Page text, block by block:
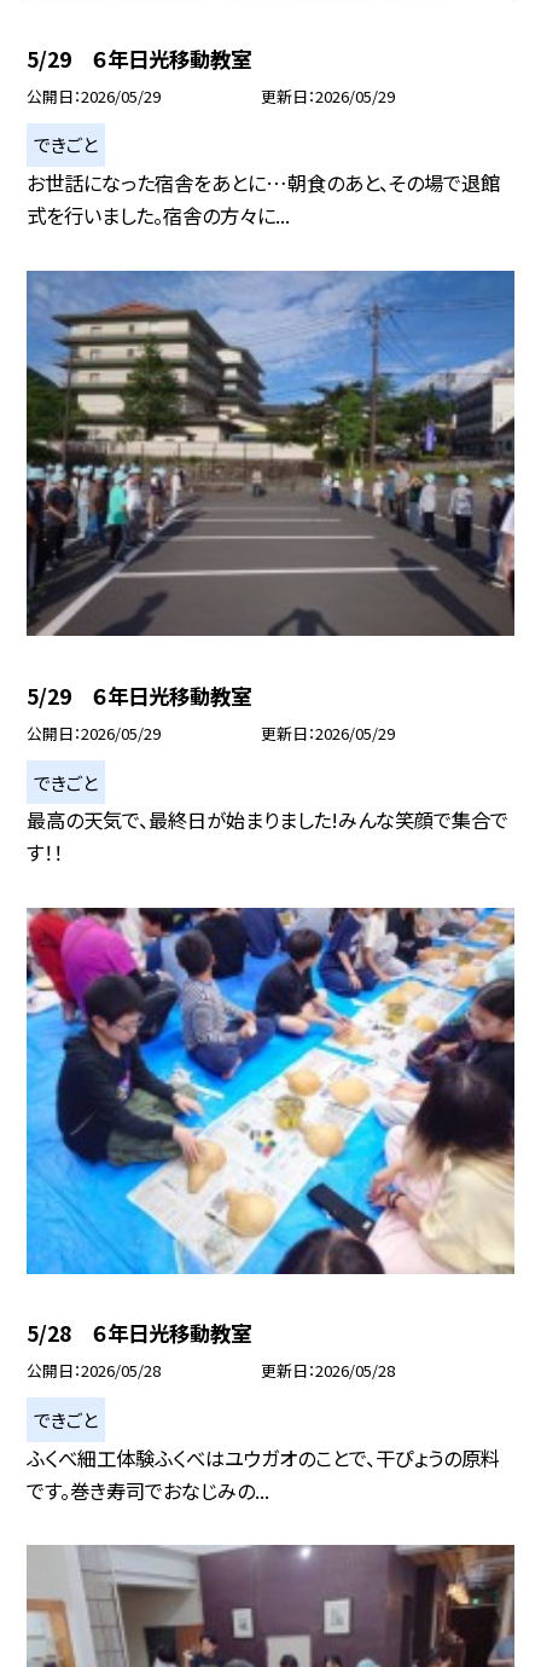
5/29 ６年日光移動教室
公開日 2026/05/29 更新日 2026/05/29
できごと
お世話になった宿舎をあとに…朝食のあと、その場で退館
式を行いました。宿舎の方々に...
5/29 ６年日光移動教室
公開日 2026/05/29 更新日 2026/05/29
できごと
最高の天気で、最終日が始まりました!みんな笑顔で集合で
す！！
5/28 ６年日光移動教室
公開日 2026/05/28 更新日 2026/05/28
できごと
ふくべ細工体験ふくべはユウガオのことで、干ぴょうの原料
です。巻き寿司でおなじみの...